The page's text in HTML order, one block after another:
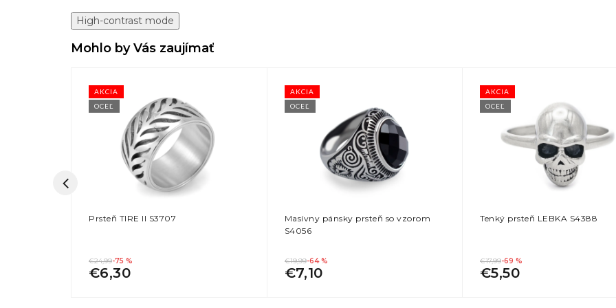
High-contrast mode
Mohlo by Vás zaujímať
AKCIA
OCEĽ
Prsteň TIRE II S3707
€24,99-75 %
€6,30
AKCIA
OCEĽ
Masívny pánsky prsteň so vzorom
S4056
€19,99-64 %
€7,10
AKCIA
OCEĽ
Tenký prsteň LEBKA S4388
€17,99-69 %
€5,50